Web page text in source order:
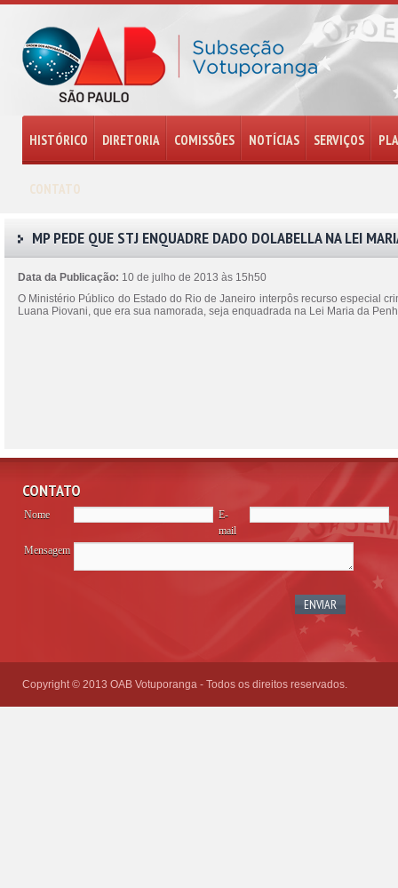
HISTÓRICO DIRETORIA COMISSÕES NOTÍCIAS SERVIÇOS
CONTATO
MP PEDE QUE STJ ENQUADRE DADO DOLABELLA NA LEI
Data da Publicação: 10 de julho de 2013 às 15h50
O Ministério Público do Estado do Rio de Janeiro interpôs recurso especial
Luana Piovani, que era sua namorada, seja enquadrada na Lei Maria da
CONTATO
Nome
E-
mail
Mensagem
Copyright © 2013 OAB Votuporanga - Todos os direitos reservados.